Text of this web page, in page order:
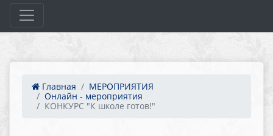
Главная
МЕРОПРИЯТИЯ
Онлайн - мероприятия
КОНКУРС "К школе готов!"